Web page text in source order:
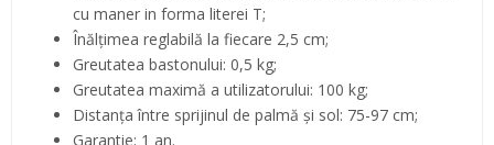
cu maner in forma literei T;
Înălţimea reglabilă la fiecare 2,5 cm;
Greutatea bastonului: 0,5 kg;
Greutatea maximă a utilizatorului: 100 kg;
Distanța între sprijinul de palmă și sol: 75-97 cm;
Garantie: 1 an.